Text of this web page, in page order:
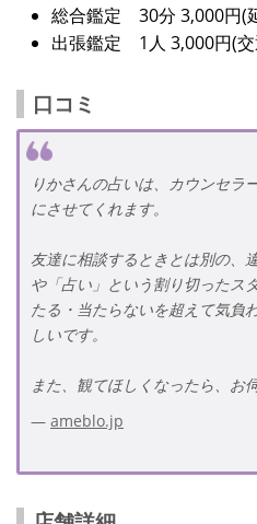
総合鑑定 30分 3,000円(
出張鑑定 1人 3,000円(交
口コミ
りかさんの占いは、カウンセラ
にさせてくれます。
友達に相談するときとは別の、
や「占い」という割り切ったス
たる・当たらないを超えて気負
しいです。
また、観てほしくなったら、お
ameblo.jp